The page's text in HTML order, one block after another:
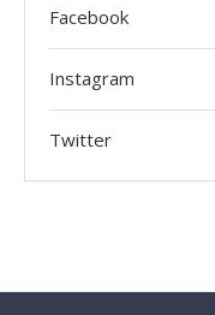
Facebook
Instagram
Twitter